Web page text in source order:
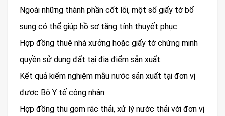
Ngoài những thành phần cốt lõi, một số giấy tờ bổ
sung có thể giúp hồ sơ tăng tính thuyết phục:
Hợp đồng thuê nhà xưởng hoặc giấy tờ chứng minh
quyền sử dụng đất tại địa điểm sản xuất.
Kết quả kiểm nghiệm mẫu nước sản xuất tại đơn vị
được Bộ Y tế công nhận.
Hợp đồng thu gom rác thải, xử lý nước thải với đơn vị